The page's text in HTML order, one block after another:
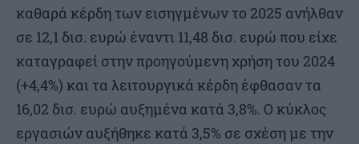
καθαρά κέρδη των εισηγμένων το 2025 ανήλθαν
σε 12,1 δισ. ευρώ έναντι 11,48 δισ. ευρώ που είχε
καταγραφεί στην προηγούμενη χρήση του 2024
(+4,4%) και τα λειτουργικά κέρδη έφθασαν τα
16,02 δισ. ευρώ αυξημένα κατά 3,8%. Ο κύκλος
εργασιών αυξήθηκε κατά 3,5% σε σχέση με την